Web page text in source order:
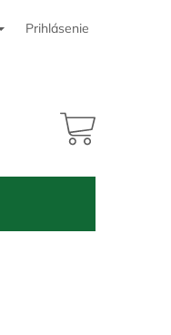
Prihlásenie
NÁKUPNÝ